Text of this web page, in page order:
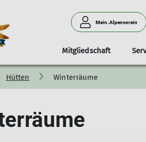
Mein.Alpenverein
Mitgliedschaft
Mitglied
Kleinbus-Vermietung
Kurseauf Tour Unsere
Bergsteigen
DieMitmachen
Hütten Winterräume